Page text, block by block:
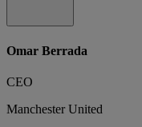
Omar Berrada
CEO
Manchester United